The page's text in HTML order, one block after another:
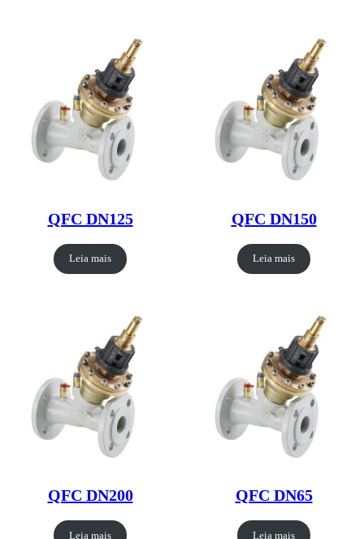
QFC DN125
Leia mais
QFC DN150
Leia mais
QFC DN200
Leia mais
QFC DN65
Leia mais